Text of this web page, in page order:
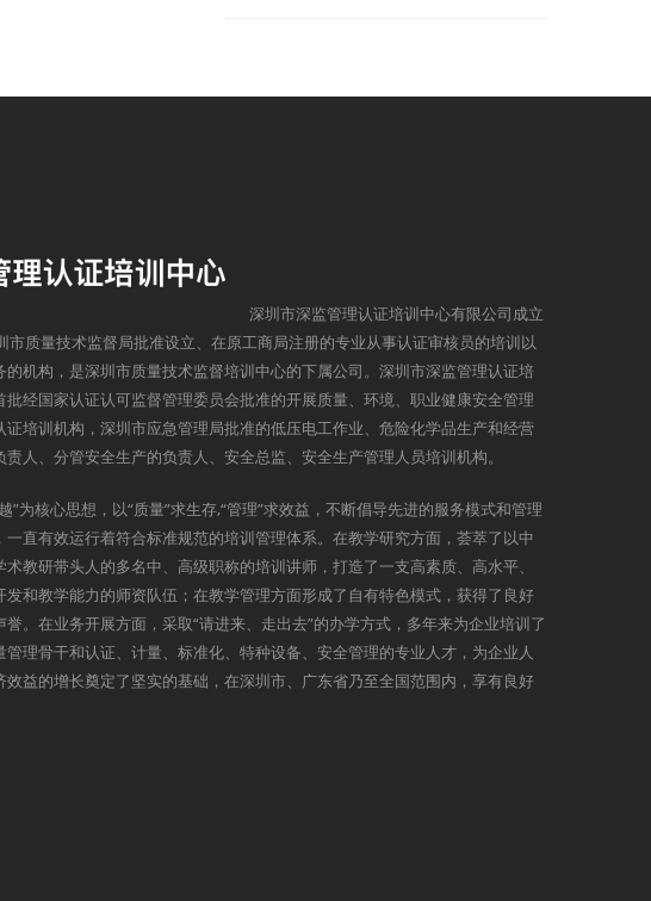
深圳市深监管理认证培训中心有限公司成立
市质量技术监督局批准设立、在原工商局注册的专业从事认证审核员的培训以
的机构，是深圳市质量技术监督培训中心的下属公司。深圳市深监管理认证培
批经国家认证认可监督管理委员会批准的开展质量、环境、职业健康安全管理
证培训机构，深圳市应急管理局批准的低压电工作业、危险化学品生产和经营
人、分管安全生产的负责人、安全总监、安全生产管理人员培训机构。
”为核心思想，以“质量”求生存,“管理”求效益，不断倡导先进的服务模式和管理
一直有效运行着符合标准规范的培训管理体系。在教学研究方面，荟萃了以中
教研带头人的多名中、高级职称的培训讲师，打造了一支高素质、高水平、
发和教学能力的师资队伍；在教学管理方面形成了自有特色模式，获得了良好
。在业务开展方面，采取“请进来、走出去”的办学方式，多年来为企业培训了
管理骨干和认证、计量、标准化、特种设备、安全管理的专业人才，为企业人
效益的增长奠定了坚实的基础，在深圳市、广东省乃至全国范围内，享有良好